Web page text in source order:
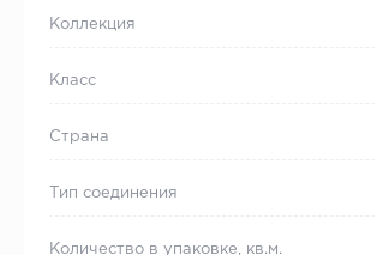
Коллекция
Класс
Страна
Тип соединения
Количество в упаковке, кв.м.